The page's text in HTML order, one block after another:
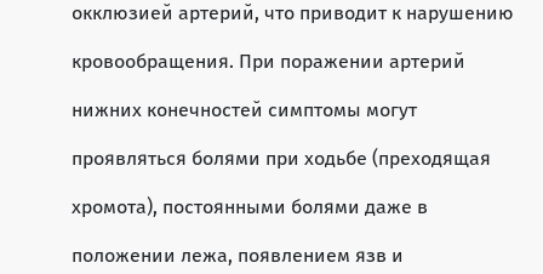
окклюзией артерий, что приводит к нарушению
кровообращения. При поражении артерий
нижних конечностей симптомы могут
проявляться болями при ходьбе (преходящая
хромота), постоянными болями даже в
положении лежа, появлением язв и